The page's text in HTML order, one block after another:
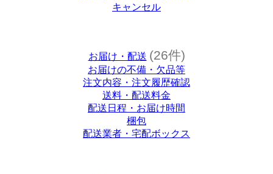
キャンセル
お届け・配送 (26件)
お届けの不備・欠品等
注文内容・注文履歴確認
送料・配送料金
配送日程・お届け時間
梱包
配送業者・宅配ボックス